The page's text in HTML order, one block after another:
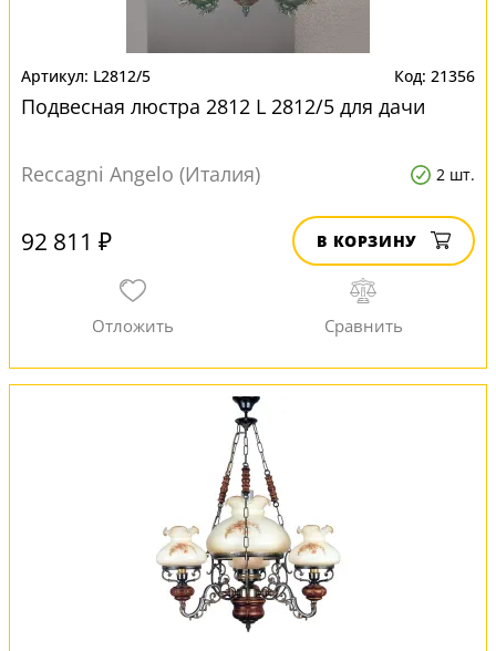
L2812/5 21356
Подвесная люстра 2812 L 2812/5 для дачи
Reccagni Angelo (Италия) 2 шт.
92 811 ₽ В КОРЗИНУ